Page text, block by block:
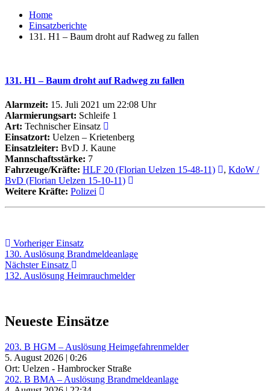
Home
Einsatzberichte
131. H1 – Baum droht auf Radweg zu fallen
131. H1 – Baum droht auf Radweg zu fallen
Alarmzeit: 15. Juli 2021 um 22:08 Uhr
Alarmierungsart: Schleife 1
Art: Technischer Einsatz
Einsatzort: Uelzen – Krietenberg
Einsatzleiter: BvD J. Kaune
Mannschaftsstärke: 7
Fahrzeuge/Kräfte: HLF 20 (Florian Uelzen 15-48-11) , KdoW /
BvD (Florian Uelzen 15-10-11)
Weitere Kräfte: Polizei
Beitragsnavigation
Vorheriger EinsatzVorheriger
Einsatz:
130. Auslösung Brandmeldeanlage
Nächster Einsatz
Einsatz:
132. Auslösung Heimrauchmelder
Neueste Einsätze
203. B HGM – Auslösung Heimgefahrenmelder
5. August 2026 | 0:26
Ort: Uelzen - Hambrocker Straße
202. B BMA – Auslösung Brandmeldeanlage